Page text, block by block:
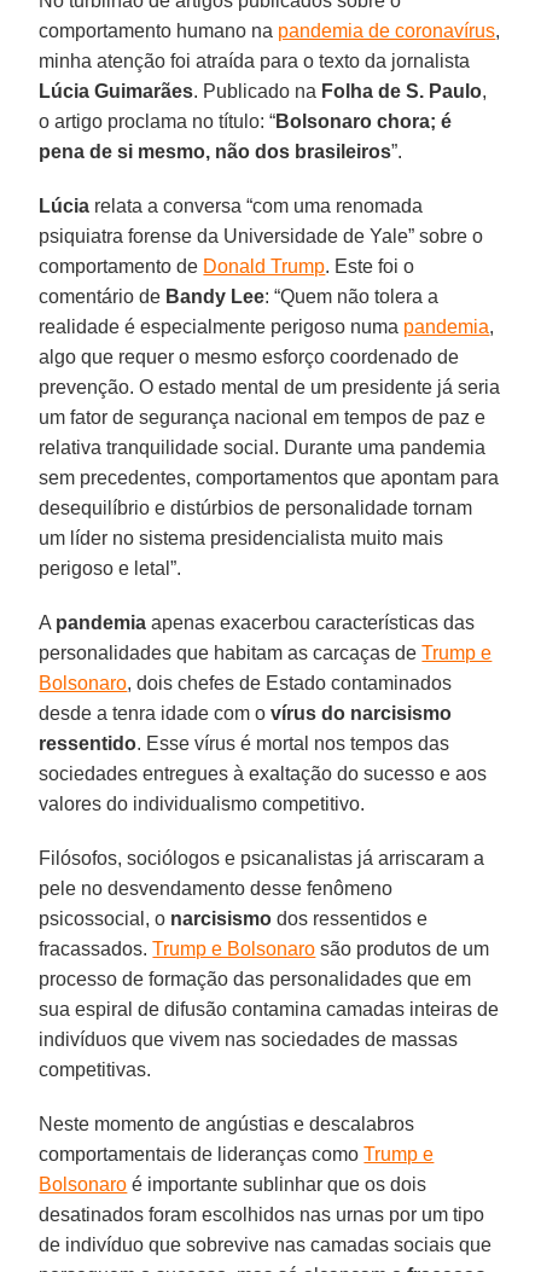
comportamento humano na pandemia de coronavírus,
minha atenção foi atraída para o texto da jornalista
Lúcia Guimarães. Publicado na Folha de S. Paulo,
o artigo proclama no título: “Bolsonaro chora; é
pena de si mesmo, não dos brasileiros”.
Lúcia relata a conversa “com uma renomada
psiquiatra forense da Universidade de Yale” sobre o
comportamento de Donald Trump. Este foi o
comentário de Bandy Lee: “Quem não tolera a
realidade é especialmente perigoso numa pandemia,
algo que requer o mesmo esforço coordenado de
prevenção. O estado mental de um presidente já seria
um fator de segurança nacional em tempos de paz e
relativa tranquilidade social. Durante uma pandemia
sem precedentes, comportamentos que apontam para
desequilíbrio e distúrbios de personalidade tornam
um líder no sistema presidencialista muito mais
perigoso e letal”.
A pandemia apenas exacerbou características das
personalidades que habitam as carcaças deTrump e
Bolsonaro, dois chefes de Estado contaminados
desde a tenra idade com ovírus do narcisismo
ressentido. Esse vírus é mortal nos tempos das
sociedades entregues à exaltação do sucesso e aos
valores do individualismo competitivo.
Filósofos, sociólogos e psicanalistas já arriscaram a
pele no desvendamento desse fenômeno
psicossocial, o narcisismo dos ressentidos e
fracassados.Trump e Bolsonaro são produtos de um
processo de formação das personalidades que em
sua espiral de difusão contamina camadas inteiras de
indivíduos que vivem nas sociedades de massas
competitivas.
Neste momento de angústias e descalabros
comportamentais de lideranças comoTrump e
Bolsonaro é importante sublinhar que os dois
desatinados foram escolhidos nas urnas por um tipo
de indivíduo que sobrevive nas camadas sociais que